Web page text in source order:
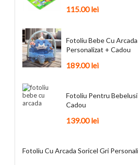
115.00lei
Fotoliu Bebe Cu
Personalizat + Cadou
189.00lei
Fotoliu Pentru
Cadou
139.00lei
Fotoliu Cu Arcada Soricel Gri